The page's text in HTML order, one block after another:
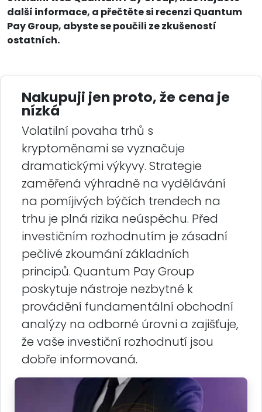
další informace, a přečtěte si recenzi Quantum
Pay Group, abyste se poučili ze zkušeností
ostatních.
Nakupuji jen proto, že cena je
nízká
Volatilní povaha trhů s
kryptoměnami se vyznačuje
dramatickými výkyvy. Strategie
zaměřená výhradně na vydělávání
na pomíjivých býčích trendech na
trhu je plná rizika neúspěchu. Před
investičním rozhodnutím je zásadní
pečlivé zkoumání základních
principů. Quantum Pay Group
poskytuje nástroje nezbytné k
provádění fundamentální obchodní
analýzy na odborné úrovni a zajišťuje,
že vaše investiční rozhodnutí jsou
dobře informovaná.